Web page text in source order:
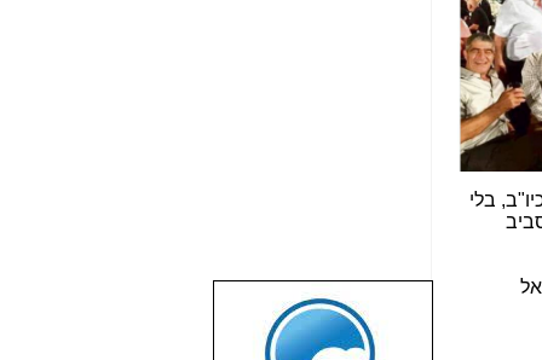
בלי
שבוע טוב לכל
הגולשים באשר
הם!!!